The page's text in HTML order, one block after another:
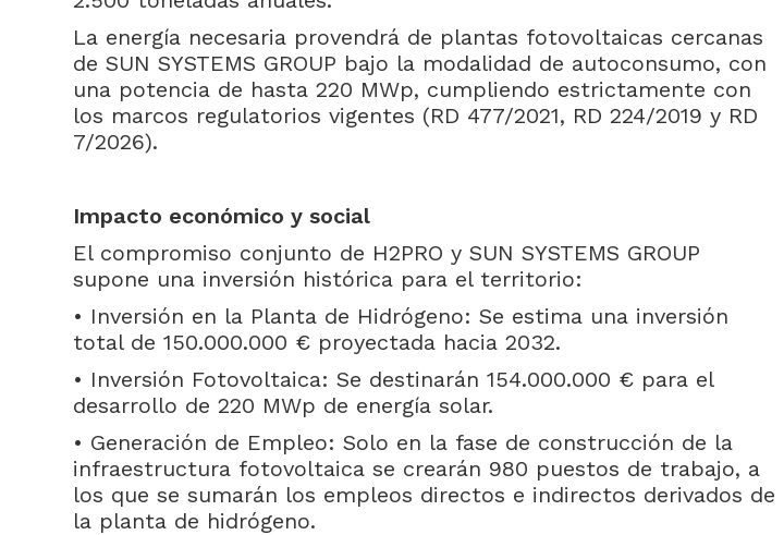
La energía necesaria provendrá de plantas fotovoltaicas cercanas
de SUN SYSTEMS GROUP bajo la modalidad de autoconsumo, con
una potencia de hasta 220 MWp, cumpliendo estrictamente con
los marcos regulatorios vigentes (RD 477/2021, RD 224/2019 y RD
7/2026).
Impacto económico y social
El compromiso conjunto de H2PRO y SUN SYSTEMS GROUP
supone una inversión histórica para el territorio:
• Inversión en la Planta de Hidrógeno: Se estima una inversión
total de 150.000.000 € proyectada hacia 2032.
• Inversión Fotovoltaica: Se destinarán 154.000.000 € para el
desarrollo de 220 MWp de energía solar.
• Generación de Empleo: Solo en la fase de construcción de la
infraestructura fotovoltaica se crearán 980 puestos de trabajo, a
los que se sumarán los empleos directos e indirectos derivados de
la planta de hidrógeno.